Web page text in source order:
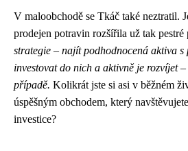
V maloobchodě se Tkáč také neztratil.
prodejen potravin rozšířila už tak pestré
strategie – najít podhodnocená aktiva s
investovat do nich a aktivně je rozvíjet
případě. Kolikrát jste si asi v běžném
úspěšným obchodem, který
investice?